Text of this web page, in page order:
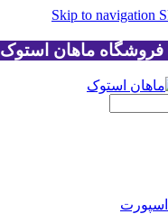
Skip to navigation
فروشگاه ماهان استوک